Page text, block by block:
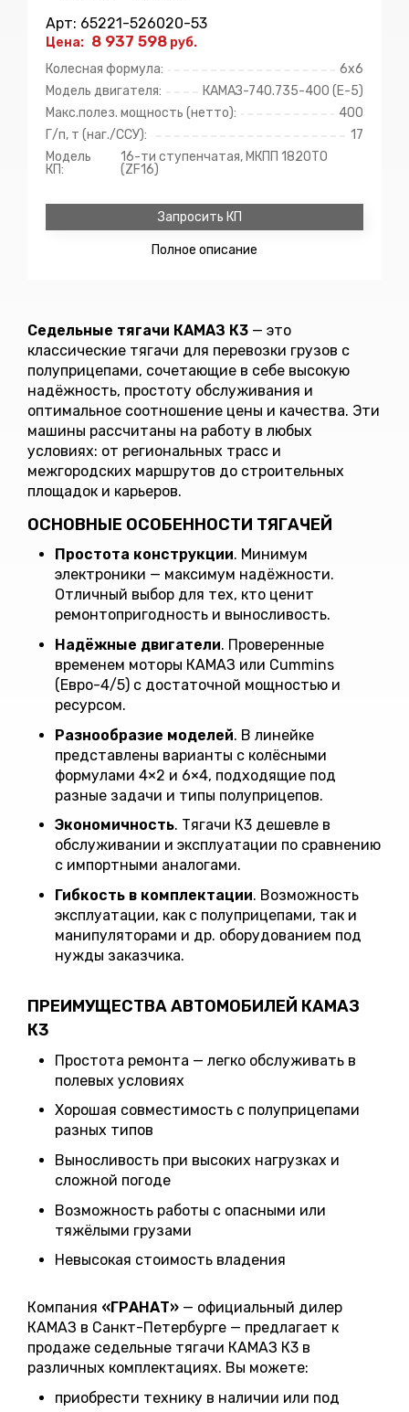
Арт: 65221-526020-53
Цена: 8 937 598 руб.
Колесная формула:
6х6
Модель двигателя:
КАМАЗ-740.735-400 (E-5)
Макс.полез. мощность (нетто):
400
Г/п, т (наг./ССУ):
17
Модель
КП:
16-ти ступенчатая, МКПП 1820ТО
(ZF16)
Запросить КП
Полное описание
Седельные тягачи КАМАЗ К3 — это
классические тягачи для перевозки грузов с
полуприцепами, сочетающие в себе высокую
надёжность, простоту обслуживания и
оптимальное соотношение цены и качества. Эти
машины рассчитаны на работу в любых
условиях: от региональных трасс и
межгородских маршрутов до строительных
площадок и карьеров.
ОСНОВНЫЕ ОСОБЕННОСТИ ТЯГАЧЕЙ
Простота конструкции. Минимум
электроники — максимум надёжности.
Отличный выбор для тех, кто ценит
ремонтопригодность и выносливость.
Надёжные двигатели. Проверенные
временем моторы КАМАЗ или Cummins
(Евро-4/5) с достаточной мощностью и
ресурсом.
Разнообразие моделей. В линейке
представлены варианты с колёсными
формулами 4×2 и 6×4, подходящие под
разные задачи и типы полуприцепов.
Экономичность. Тягачи К3 дешевле в
обслуживании и эксплуатации по сравнению
с импортными аналогами.
Гибкость в комплектации. Возможность
эксплуатации, как с полуприцепами, так и
манипуляторами и др. оборудованием под
нужды заказчика.
ПРЕИМУЩЕСТВА АВТОМОБИЛЕЙ КАМАЗ
К3
Простота ремонта — легко обслуживать в
полевых условиях
Хорошая совместимость с полуприцепами
разных типов
Выносливость при высоких нагрузках и
сложной погоде
Возможность работы с опасными или
тяжёлыми грузами
Невысокая стоимость владения
Компания «ГРАНАТ» — официальный дилер
КАМАЗ в Санкт-Петербурге — предлагает к
продаже седельные тягачи КАМАЗ К3 в
различных комплектациях. Вы можете:
приобрести технику в наличии или под